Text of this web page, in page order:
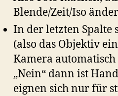
Blende/Zeit/Iso
In der letzten Spalte
(also das Objektiv
Kamera
„Nein“ dann ist
eignen sich nur für